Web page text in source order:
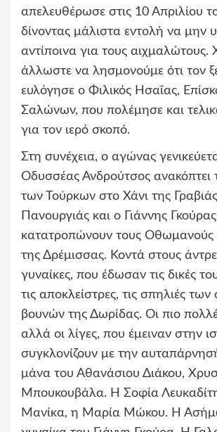
απελευθέρωσε στις 10 Απριλίου
δίνοντας μάλιστα εντολή να μην
αντίποινα για τους αιχμαλώτους.
άλλωστε να λησμονούμε ότι τον
ευλόγησε ο Φιλικός Ησαΐας,
Σαλώνων, που πολέμησε και
για τον ιερό σκοπό.
Στη συνέχεια, ο αγώνας
Οδυσσέας Ανδρούτσος ανακόπτει
των Τούρκων στο Χάνι της
Πανουργιάς και ο Γιάννης Γκούρας
κατατροπώνουν τους
της Δρέμισσας. Κοντά στους
γυναίκες, που έδωσαν τις δικές
τις αποκλείστρες, τις σπηλιές
βουνών της Δωρίδας. Οι πιο
αλλά οι λίγες, που έμειναν στην
συγκλονίζουν με την
μάνα του Αθανάσιου Διάκου,
Μπουκουβάλα. Η Σοφία
Μανίκα, η Μαρία Μώκου. Η